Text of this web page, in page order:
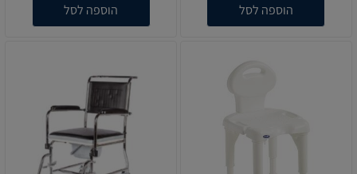
הוספה לסל הוספה לסל